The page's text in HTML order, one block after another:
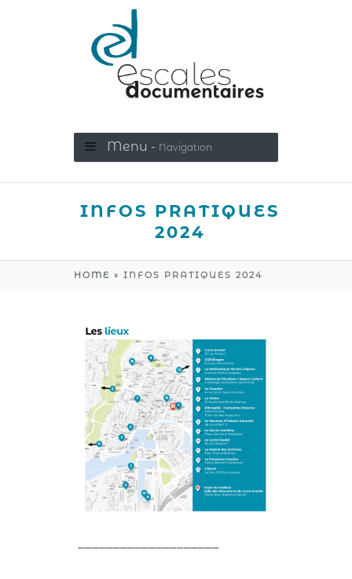
Menu - Navigation
INFOS PRATIQUES
2024
HOME » INFOS PRATIQUES 2024